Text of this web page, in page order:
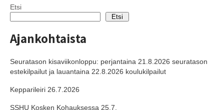
Etsi
Etsi
Ajankohtaista
Seuratason kisaviikonloppu: perjantaina 21.8.2026 seuratason
estekilpailut ja lauantaina 22.8.2026 koulukilpailut
Kepparileiri 26.7.2026
SSHU Kosken Kohauksessa 25.7.